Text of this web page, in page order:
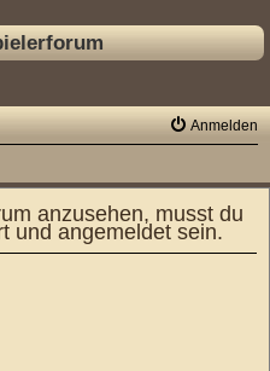
Anmelden
anzusehen, musst du
und angemeldet sein.